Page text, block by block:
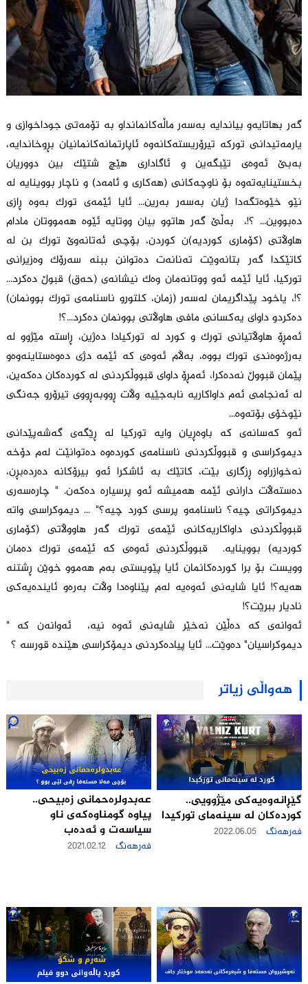
گەر بهاتایەو بیاندایە بەسەر ماڵەکانمانداو بە تۆمەتی جوداخوازی و
یارمەتیدانی تورکە تیرۆریستەکانەوە ئاپارتمانەکانمانیان بڕوخاندایە،
بەبێ ئەوەی تێبگەین و ئاگاداری هێچ شتێک بین دووریان
بخستینایەتەوە بۆ ناوچەکانی (هەکاری و ئامەد) و ناچار بووینایە لە
نێو خێوەتگەدا ژیان بەسەر بەرین... ئایا ئێمەی تورک بەوە ڕازی
دەبووین... ؟!، بەڵێ گەر هاتوو بیان ووتایە ئێوە هەمووتان مادام
هاوڵاتی (کۆماری کوردیە)ن کوردن، بۆچی ئەتانەوێ تورک بن لە
کاتێکدا گەر بتانەوێت تەنانەت دەتوانن ببنە سەرۆک وەزیرانی
تورکیا، ئایا ئێمە ئەو ووتانەمان وەک نیشانەی (حەق) قبوڵ دەکرد...
؟!، یاخود پێداگریمان لەسەر (زمان، کلتورو ناسنامەی تورک بوونمان)
دەکردو داوای یەکسانی مافی هاوڵاتی بوونمان دەکرد...؟!
ئەمڕۆ هاوڵاتیانی تورک و کورد لە تورکیادا دەژین، ڕاستە مێژوو لە
بەرژەوەندی تورک بووە، بەڵام ئەوەی کە ئێمە دژی دەوەستاینەوەو
پێمان قبووڵ نەدەکرا، ئەمڕۆ داوای قبووڵکردنی لە کوردەکان دەکەین،
لە ئەنجامی ئەم داواکاریە نابەجێیە وڵات ڕووبەڕووی تیرۆرو جەنگی
نێوخۆی بۆتەوە...
ئەو کەسانەی کە باوەڕیان وایە تورکیا لە ڕێگەی گەشەپێدانی
دیموکراسی و قبووڵکردنی ناسنامەی کوردەوە دەتوانێت لەم دۆخە
نەخوازراوە ڕزگاری بێت، کاتێک بە ئاشکرا ئەو بیرۆکانە دەردەبڕن،
دەستەڵات دارانی ئێمە هەمیشە ئەو پرسیارە دەکەن. " چارەسەری
دیموکراتی چیە؟ ناسنامەو پرسی کورد چیە؟" ... دیموکراسی واتە
قبووڵکردنی داواکاریەکانی ئێمەی تورک گەر هاووڵاتی (کۆماری
کوردیە) بووینایە. قبووڵکردنی ئەوەی کە ئێمەی تورک دەمان
وویست بۆ برا کوردەکانمان ئایا پێویستی بەم هەموو خوێن ڕشتنە
هەیە؟! ئایا شایەنی ئەوەیە لەم پێناوەدا وڵات بەرەو ئایندەیەکی
نادیار ببرێت؟!
ئەوانەی کە دەڵێن نەخێر شایەنی ئەوە نیە، ئەوانەن کە "
دیموکراسیان" دەوێت... ئایا پیادەکردنی دیمۆکراسی هێندە قورسە ؟
هەواڵی زیاتر
گێڕانه‌وه‌یه‌كی مێژوویی..
كورده‌کان له‌ سینه‌مای تورکیدا
فەرهەنگ 2022.06.05
عه‌بدولره‌حمانى زه‌بیحى..
پیاوه‌ گومنا‌وه‌كه‌ی ناو
سیاسه‌ت و ئه‌ده‌ب
فەرهەنگ 2021.02.12